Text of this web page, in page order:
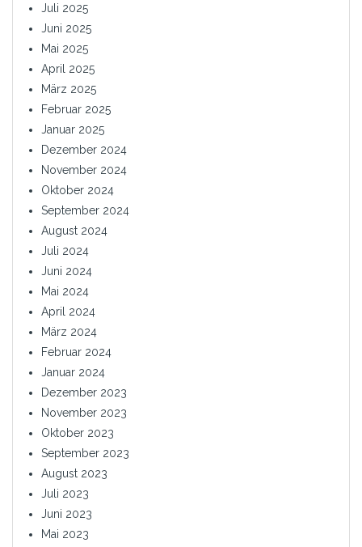
Juli 2025
Juni 2025
Mai 2025
April 2025
März 2025
Februar 2025
Januar 2025
Dezember 2024
November 2024
Oktober 2024
September 2024
August 2024
Juli 2024
Juni 2024
Mai 2024
April 2024
März 2024
Februar 2024
Januar 2024
Dezember 2023
November 2023
Oktober 2023
September 2023
August 2023
Juli 2023
Juni 2023
Mai 2023